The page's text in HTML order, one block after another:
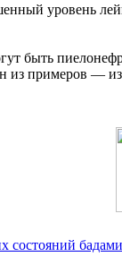
уровень
быть
из примеров —
состояний бадами